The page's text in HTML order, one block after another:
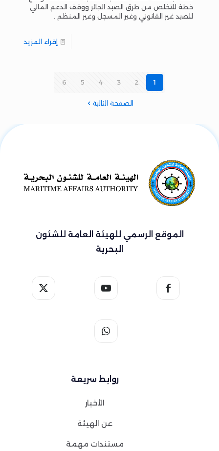
خطة للتخلص من طرق الصيد الجائر ووقف الدعم المالي
للصيد غير القانوني وغير المسجل وغير المنظم .
إقراء المزيد
1
2
3
4
5
6
الصفحة التالية
الموقع الرسمي للهيئة العامة للشئون
البحرية
روابط سريعة
الأخبار
عن الهيئة
مستندات مهمة